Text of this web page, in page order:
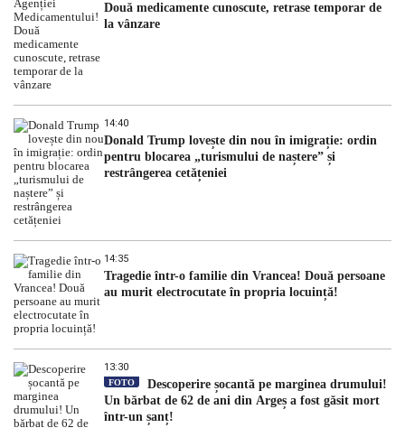
Două medicamente cunoscute, retrase temporar de
la vânzare
14:40
Donald Trump lovește din nou în imigrație: ordin
pentru blocarea „turismului de naștere” și
restrângerea cetățeniei
14:35
Tragedie într-o familie din Vrancea! Două persoane
au murit electrocutate în propria locuință!
13:30
FOTO
Descoperire șocantă pe marginea drumului!
Un bărbat de 62 de ani din Argeș a fost găsit mort
într-un șanț!